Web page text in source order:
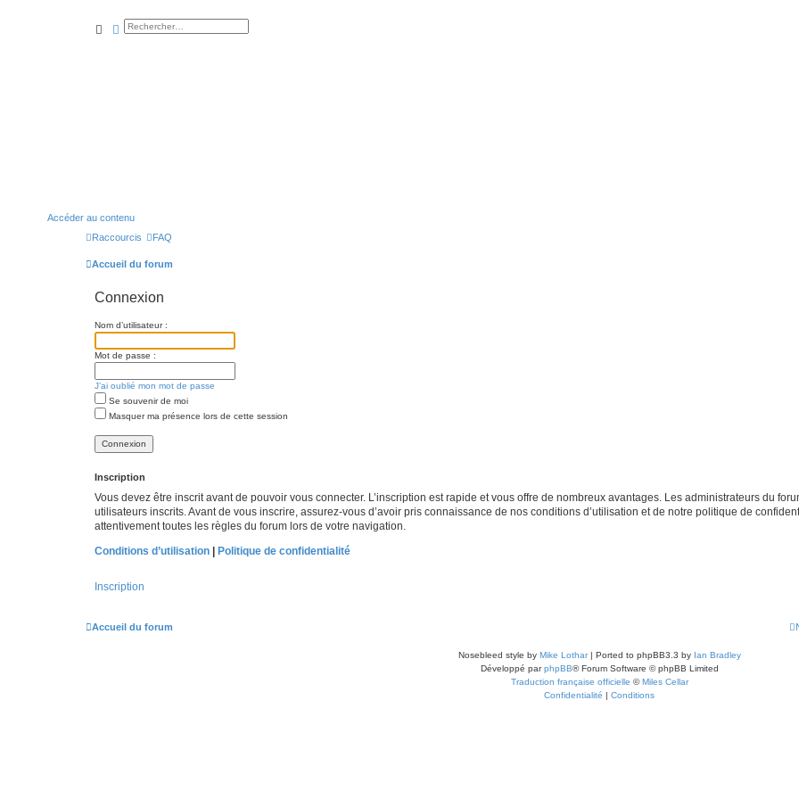
Accéder au contenu
rechercher
rechercheavancée
Raccourcis FAQ
Accueil du forum
Connexion
Nom d’utilisateur :
Mot de passe :
J’ai oublié mon mot de passe
Se souvenir de moi
Masquer ma présence lors de cette session
Inscription
Vous devez être inscrit avant de pouvoir vous connecter. L’inscription est rapide et vous offre de nombreux avantages. Les administrateurs du
utilisateurs inscrits. Avant de vous inscrire, assurez-vous d’avoir pris connaissance de nos conditions d’utilisation et de notre politique de
attentivement toutes les règles du forum lors de votre navigation.
Conditions d’utilisation | Politique de confidentialité
Inscription
Accueil du forum
Nosebleed style by Mike Lothar| Ported to phpBB3.3 by Ian Bradley
Développé parphpBB® Forum Software © phpBB Limited
Traduction française officielle ©Miles Cellar
Confidentialité | Conditions